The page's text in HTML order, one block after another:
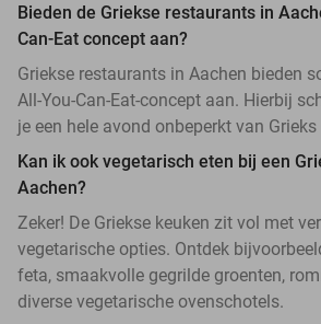
Bieden de Griekse restaurants in
Can-Eat concept aan?
Griekse restaurants in Aachen bieden
All-You-Can-Eat-concept aan. Hierbij
je een hele avond onbeperkt van Grieks
Kan ik ook vegetarisch eten bij een
Aachen?
Zeker! De Griekse keuken zit vol met
vegetarische opties. Ontdek
feta, smaakvolle gegrilde groenten,
diverse vegetarische ovenschotels.